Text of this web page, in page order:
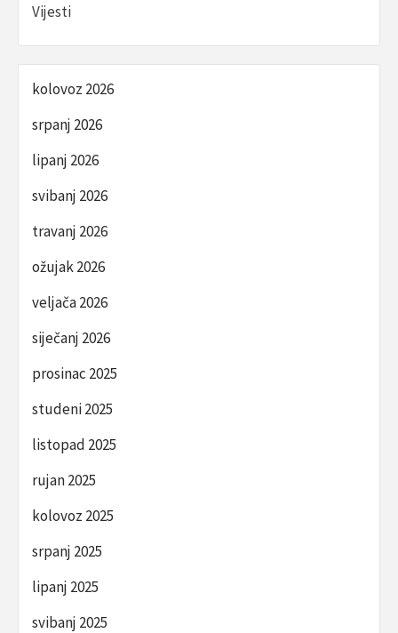
Vijesti
kolovoz 2026
srpanj 2026
lipanj 2026
svibanj 2026
travanj 2026
ožujak 2026
veljača 2026
siječanj 2026
prosinac 2025
studeni 2025
listopad 2025
rujan 2025
kolovoz 2025
srpanj 2025
lipanj 2025
svibanj 2025